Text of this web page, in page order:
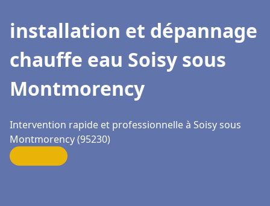
installation et dépannage
chauffe eau Soisy sous
Montmorency
Intervention rapide et professionnelle à Soisy sous
Montmorency (95230)